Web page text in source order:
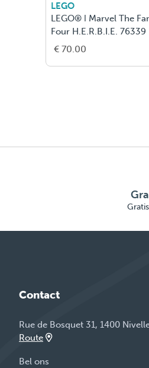
LEGO
LEGO® ǀ Marvel The
Four H.E.R.B.I.E. 76339
€ 70.00
Contact
Rue de Bosquet 31, 1400
Route
Bel ons